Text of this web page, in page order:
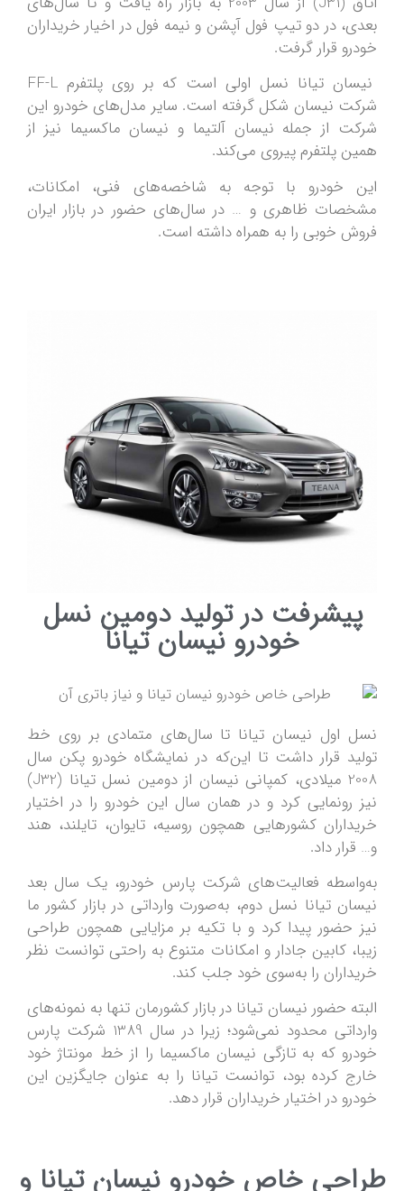
بعدی، در دو تیپ فول آپشن و نیمه فول در اخیار خریداران
خودرو قرار گرفت.
نیسان تیانا نسل اولی است که بر روی پلتفرم FF-L
شرکت نیسان شکل گرفته است. سایر مدل‌های خودرو این
شرکت از جمله نیسان آلتیما و نیسان ماکسیما نیز از
همین پلتفرم پیروی می‌کند.
این خودرو با توجه به شاخصه‌های فنی، امکانات،
مشخصات ظاهری و … در سال‌های حضور در بازار ایران
فروش خوبی را به همراه داشته است.
پیشرفت در تولید دومین نسل
خودرو نیسان تیانا
نسل اول نیسان تیانا تا سال‌های متمادی بر روی خط
تولید قرار داشت تا این‌که در نمایشگاه خودرو پکن سال
2008 میلادی، کمپانی نیسان از دومین نسل تیانا (J32)
نیز رونمایی کرد و در همان سال این خودرو را در اختیار
خریداران کشورهایی همچون روسیه، تایوان، تایلند، هند
و… قرار داد.
به‌واسطه فعالیت‌های شرکت پارس خودرو، یک سال بعد
نیسان تیانا نسل دوم، به‌صورت وارداتی در بازار کشور ما
نیز حضور پیدا کرد و با تکیه ‌بر مزایایی همچون طراحی
زیبا، کابین جادار و امکانات متنوع به ‌راحتی توانست نظر
خریداران را به‌سوی خود جلب کند.
البته حضور نیسان تیانا در بازار کشورمان تنها به نمونه‌های
وارداتی محدود نمی‌شود؛ زیرا در سال 1389 شرکت پارس
خودرو که به تازگی نیسان ماکسیما را از خط مونتاژ خود
خارج کرده بود، توانست تیانا را به عنوان جایگزین این
خودرو در اختیار خریداران قرار دهد.
طراحی خاص خودرو نیسان تیانا و